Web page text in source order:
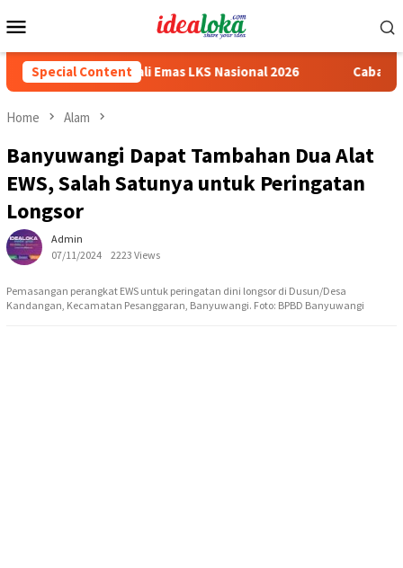
to
Menu
Special Content
Medali Emas LKS Nasional 2026 Cabai Jadi Fokus
Home Alam
Banyuwangi Dapat Tambahan Dua Alat
EWS, Salah Satunya untuk Peringatan
Longsor
Admin
07/11/2024
2223 Views
Pemasangan perangkat EWS untuk peringatan dini longsor di Dusun/Desa
Kandangan, Kecamatan Pesanggaran, Banyuwangi. Foto: BPBD Banyuwangi